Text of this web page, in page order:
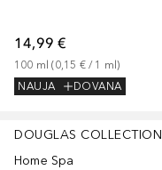
14,99 €
100 ml (0,15 € / 1 ml)
NAUJA
DOVANA
DOUGLAS COLLECTION
Home Spa